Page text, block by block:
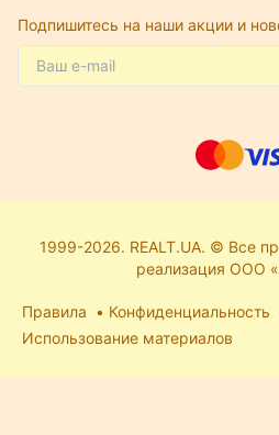
Подпишитесь на наши акции и
1999-2026. REALT.UA. © Все
реализация ООО
Правила
Конфиденциальность
Использование материалов